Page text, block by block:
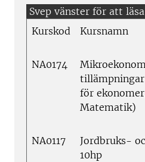
Kurskod Kursnamn
NA0174
för
Matematik)
NA0117
Jordbruks-
10hp